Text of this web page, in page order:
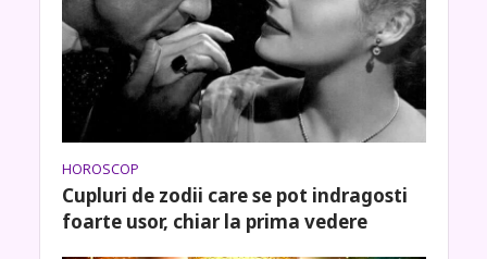
HOROSCOP
Cupluri de zodii care se pot indragosti
foarte usor, chiar la prima vedere